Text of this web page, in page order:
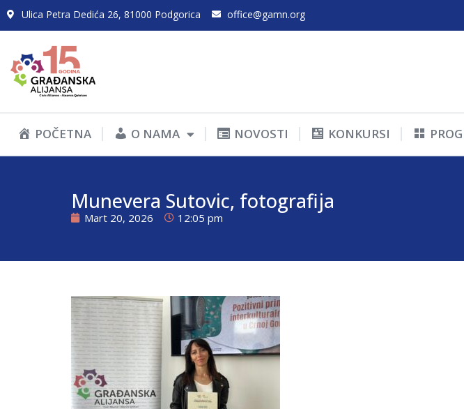
Ulica Petra Dedića 26, 81000 Podgorica office@gamn.org
POČETNA O NAMA NOVOSTI KONKURSI
Munevera Sutovic, fotografija
Mart 20, 2026 12:05 pm